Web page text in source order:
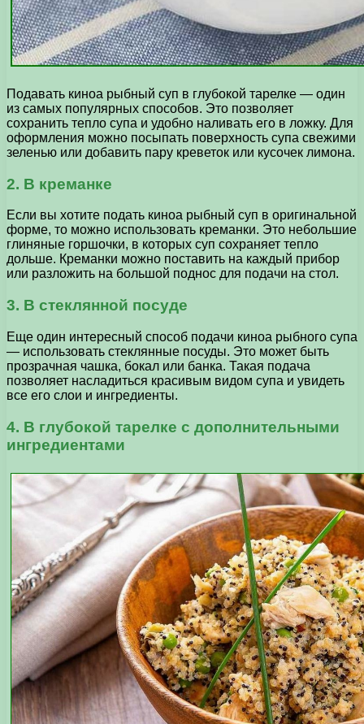
Подавать киноа рыбный суп в глубокой тарелке — один
из самых популярных способов. Это позволяет
сохранить тепло супа и удобно наливать его в ложку. Для
оформления можно посыпать поверхность супа свежими
зеленью или добавить пару креветок или кусочек лимона.
2. В креманке
Если вы хотите подать киноа рыбный суп в оригинальной
форме, то можно использовать креманки. Это небольшие
глиняные горшочки, в которых суп сохраняет тепло
дольше. Креманки можно поставить на каждый прибор
или разложить на большой поднос для подачи на стол.
3. В стеклянной посуде
Еще один интересный способ подачи киноа рыбного супа
— использовать стеклянные посуды. Это может быть
прозрачная чашка, бокал или банка. Такая подача
позволяет насладиться красивым видом супа и увидеть
все его слои и ингредиенты.
4. В глубокой тарелке с дополнительными
ингредиентами